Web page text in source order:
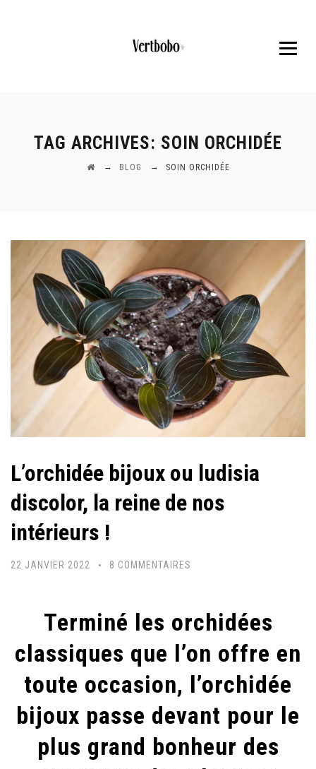
TAG ARCHIVES: SOIN ORCHIDÉE
→ BLOG → SOIN ORCHIDÉE
L’orchidée bijoux ou ludisia
discolor, la reine de nos
intérieurs !
22 JANVIER 2022 8 COMMENTAIRES
OU
DISCOLOR,
LA
DE
NOS
Terminé les orchidées
classiques que l’on offre en
toute occasion, l’orchidée
bijoux passe devant pour le
plus grand bonheur des